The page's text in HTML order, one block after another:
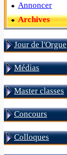
Annoncer
Archives
Jour de l'Orgue
Médias
Master classes
Concours
Colloques